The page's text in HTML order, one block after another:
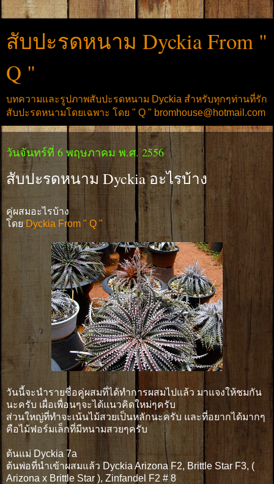
สับปะรดหนาม Dyckia From "
Q "
บทความและรูปภาพสับปะรดหนาม Dyckia สำหรับทุกๆท่านที่รัก
สับปะรดหนามโดยเฉพาะ โดย " Q " bromhouse@hotmail.com
วันจันทร์ที่ 6 พฤษภาคม พ.ศ. 2556
สับปะรดหนาม Dyckia อะไรบ้าง
คู่ผสมอะไรบ้าง
โดยDyckia From " Q "
วันนี้จะนำรายชื่อคู่ผสมที่ได้ทำการผสมไปแล้ว มาแจงให้ชมกัน
นะครับ เผื่อเพื่อนๆจะได้แนวคิดใหม่ๆครับ
ส่วนใหญ่ที่ทำจะเน้นไม้สวยเป็นหลักนะครับ และที่อยากได้มากๆ
คือไม้ฟอร์มเล็กที่มีหนามสวยๆครับ
ต้นแม่ Dyckia 7a
ต้นพ่อที่นำเข้าผสมแล้ว Dyckia Arizona F2, Brittle Star F3, (
Arizona x Brittle Star ), Zinfandel F2 # 8